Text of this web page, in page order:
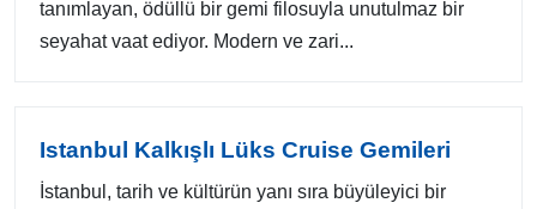
tanımlayan, ödüllü bir gemi filosuyla unutulmaz bir
seyahat vaat ediyor. Modern ve zari...
Istanbul Kalkışlı Lüks Cruise Gemileri
İstanbul, tarih ve kültürün yanı sıra büyüleyici bir